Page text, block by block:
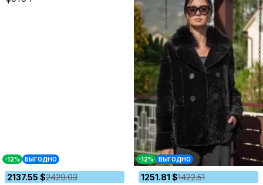
-12% ВЫГОДНО
2137.55 $2429.03
-12% ВЫГОДНО
1251.81 $1422.51